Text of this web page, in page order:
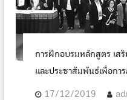
การฝึกอบรมหลักสูตร เส
และประชาสัมพันธ์เพื่อกา
17/12/2019